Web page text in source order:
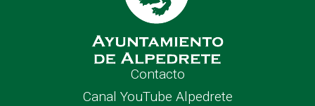
Contacto
Canal YouTube Alpedrete